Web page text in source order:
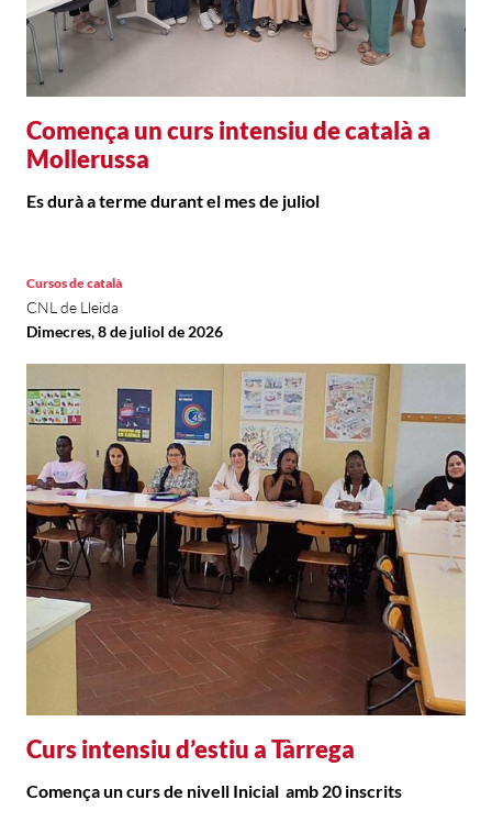
Comença un curs intensiu de català a
Mollerussa
Es durà a terme durant el mes de juliol
Curs intensiu d’estiu a Tàrrega
Cursos de català
CNL de Lleida
Dimecres, 8 de juliol de 2026
Comença un curs de nivell Inicial amb 20 inscrits